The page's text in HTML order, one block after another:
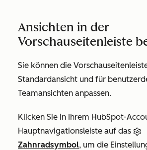
Ansichten in der
Vorschauseitenleiste
Sie können die
Standardansicht und für
Teamansichten anpassen.
Klicken Sie in Ihrem HubSpot-
Hauptnavigationsleiste auf das
Zahnradsymbol, um die